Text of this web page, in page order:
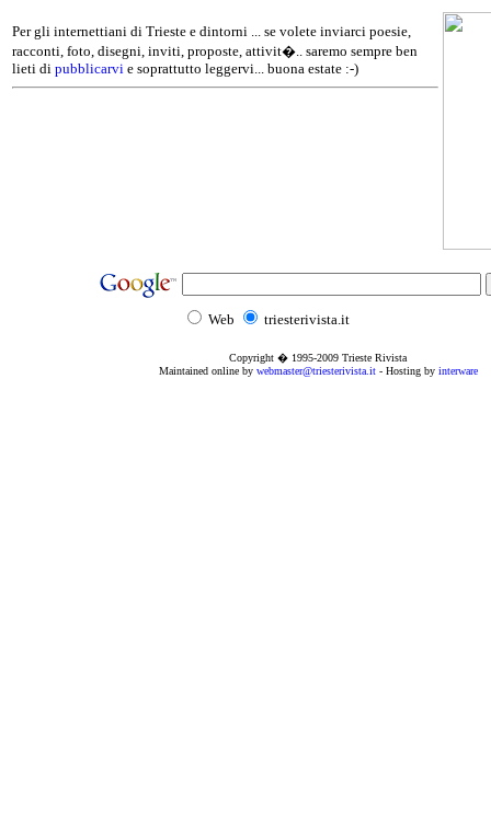
Per gli internettiani di Trieste e dintorni ... se volete inviarci poesie,
racconti, foto, disegni, inviti, proposte, attivit�.. saremo sempre ben
lieti di pubblicarvi e soprattutto leggervi... buona estate :-)
Web triesterivista.it
Copyright � 1995-2009 Trieste Rivista
Maintained online by webmaster@triesterivista.it- Hosting by interware